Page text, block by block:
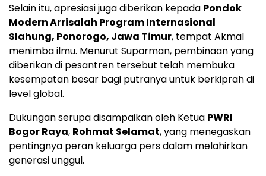
Selain itu, apresiasi juga diberikan kepada Pondok
Modern Arrisalah Program Internasional
Slahung, Ponorogo, Jawa Timur, tempat Akmal
menimba ilmu. Menurut Suparman, pembinaan yang
diberikan di pesantren tersebut telah membuka
kesempatan besar bagi putranya untuk berkiprah di
level global.
Dukungan serupa disampaikan oleh Ketua PWRI
Bogor Raya, Rohmat Selamat, yang menegaskan
pentingnya peran keluarga pers dalam melahirkan
generasi unggul.